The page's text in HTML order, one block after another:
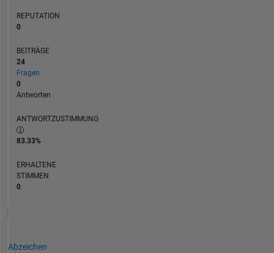
REPUTATION
0
BEITRÄGE
24
Fragen
0
Antworten
ANTWORTZUSTIMMUNG
83.33%
ERHALTENE
STIMMEN
0
Abzeichen